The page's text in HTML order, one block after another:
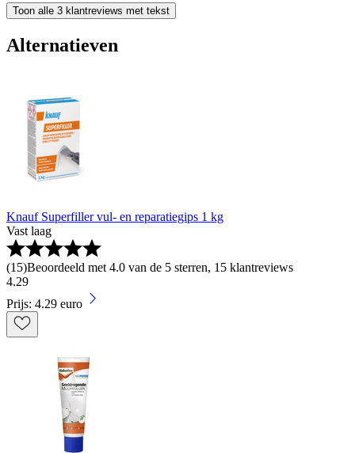
Toon alle 3 klantreviews met tekst
Alternatieven
Knauf Superfiller vul- en reparatiegips 1 kg
Vast laag
(15)Beoordeeld met 4.0 van de 5 sterren, 15 klantreviews
4.29
Prijs: 4.29 euro